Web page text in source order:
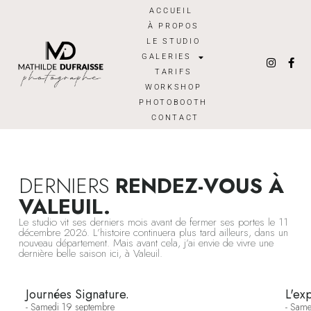
ACCUEIL
À PROPOS
LE STUDIO
GALERIES
TARIFS
WORKSHOP
PHOTOBOOTH
CONTACT
DERNIERS RENDEZ-VOUS À
VALEUIL.
Le studio vit ses derniers mois avant de fermer ses portes le 11
décembre 2026. L’histoire continuera plus tard ailleurs, dans un
nouveau département. Mais avant cela, j’ai envie de vivre une
dernière belle saison ici, à Valeuil.
Journées Signature.
- Samedi 19 septembre
-